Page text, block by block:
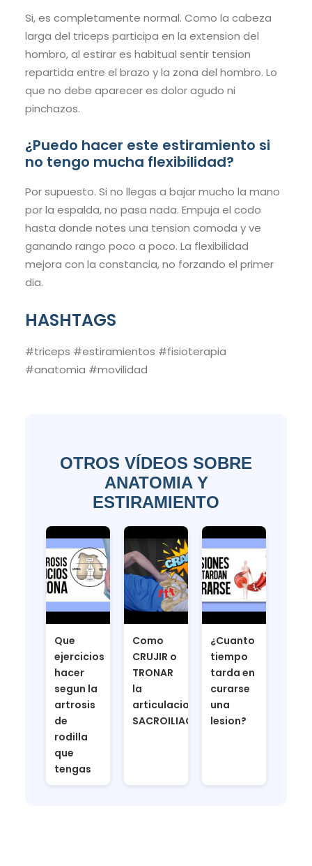
Si, es completamente normal. Como la cabeza
larga del triceps participa en la extension del
hombro, al estirar es habitual sentir tension
repartida entre el brazo y la zona del hombro. Lo
que no debe aparecer es dolor agudo ni
pinchazos.
¿Puedo hacer este estiramiento si
no tengo mucha flexibilidad?
Por supuesto. Si no llegas a bajar mucho la mano
por la espalda, no pasa nada. Empuja el codo
hasta donde notes una tension comoda y ve
ganando rango poco a poco. La flexibilidad
mejora con la constancia, no forzando el primer
dia.
HASHTAGS
#triceps #estiramientos #fisioterapia
#anatomia #movilidad
OTROS VÍDEOS SOBRE
ANATOMIA Y
ESTIRAMIENTO
Que
ejercicios
hacer
segun la
artrosis
de
rodilla
que
tengas
Como
CRUJIR o
TRONAR
la
articulacion
SACROILIACA
¿Cuanto
tiempo
tarda en
curarse
una
lesion?